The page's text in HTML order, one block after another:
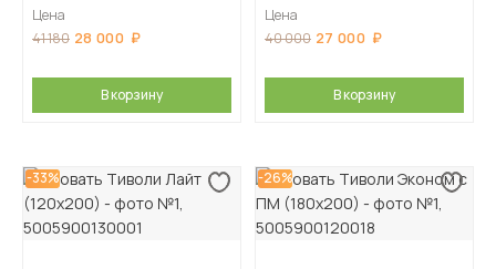
Цена
41 180 28 000
В корзину
Цена
40 000 27 000
В корзину
-33% -26%